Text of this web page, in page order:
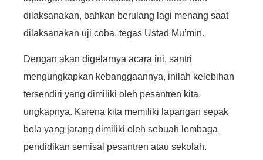
dilaksanakan, bahkan berulang lagi menang saat
dilaksanakan uji coba. tegas Ustad Mu’min.
Dengan akan digelarnya acara ini, santri
mengungkapkan kebanggaannya, inilah kelebihan
tersendiri yang dimiliki oleh pesantren kita,
ungkapnya. Karena kita memiliki lapangan sepak
bola yang jarang dimiliki oleh sebuah lembaga
pendidikan semisal pesantren atau sekolah.